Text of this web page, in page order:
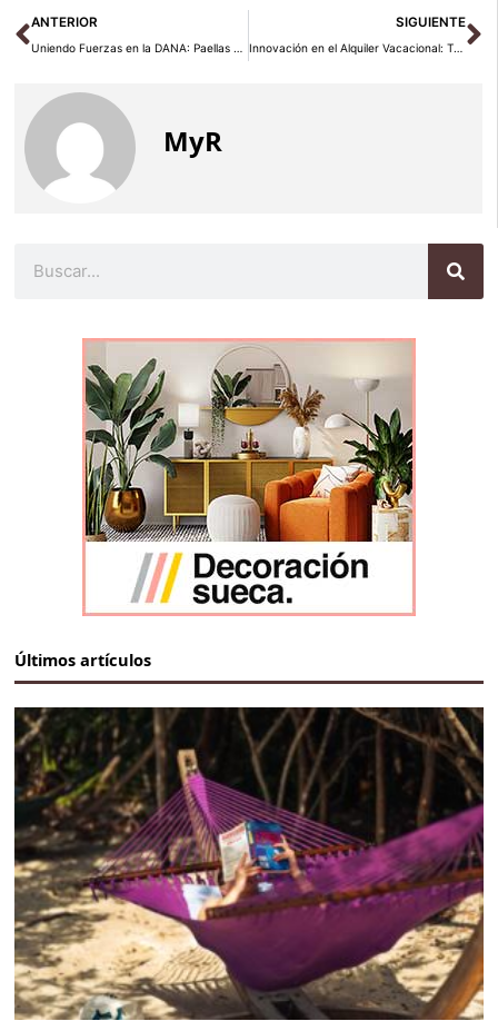
Ant
ANTERIOR
Uniendo Fuerzas en la DANA: Paellas Gigantes con InVisibles y los Paelleros Solidarios el 23 de Diciembre
SIGUIENTE
Innovación en el Alquiler Vacacional: Totiaran Transforma Baqueira y el Valle de Arán
MyR
Últimos artículos